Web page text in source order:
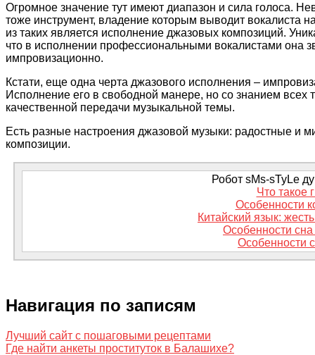
Огромное значение тут имеют диапазон и сила голоса.
тоже инструмент, владение которым выводит
из таких является исполнение джазовых композиций.
что в исполнении профессиональными вокалистами она
импровизационно.
Кстати, еще одна черта джазового исполнения –
Исполнение его в свободной манере, но со знанием всех
качественной передачи музыкальной темы.
Есть разные настроения джазовой музыки: радостные и
композиции.
Робот sMs-sTyLe
Что такое
Особенности
Китайский язык:
Особенности
Особенности
Навигация по записям
Лучший сайт с пошаговыми рецептами
Где найти анкеты проституток в Балашихе?